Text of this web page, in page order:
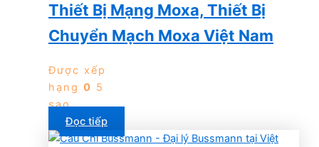
Thiết Bị Mạng Moxa, Thiết Bị
Chuyển Mạch Moxa Việt Nam
Được xếp
hạng 0 5
sao
Đọc tiếp